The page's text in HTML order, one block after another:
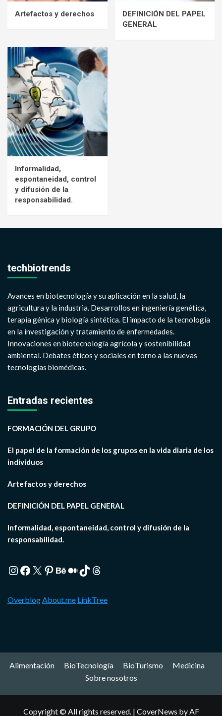
Artefactos y derechos
DEFINICIÓN DEL PAPEL
GENERAL
Informalidad,
espontaneidad, control
y difusión de la
responsabilidad.
techbiotrends
Avances en biotecnología y su aplicación en la salud, la
agricultura y la industria. Desarrollos en ingeniería genética,
terapia génica y biología sintética. El impacto de la tecnología
en la investigación y tratamiento de enfermedades.
Innovaciones en biotecnología agrícola y sostenibilidad
ambiental. Debates éticos y sociales en torno a las nuevas
tecnologías biomédicas.
Entradas recientes
FORMACIÓN DEL GRUPO
El papel de la formación de los grupos en la vida diaria de los
individuos
Artefactos y derechos
DEFINICIÓN DEL PAPEL GENERAL
Informalidad, espontaneidad, control y difusión de la
responsabilidad.
Instagram
Facebook
X Pinterest
Behance
Medium
TikTokThreads
OverblogAbout.me LinkTree
Alimentación BioTecnología BioTurismo
Medicina
Sobre nosotros
Copyright © All rights reserved. | CoverNews by AF